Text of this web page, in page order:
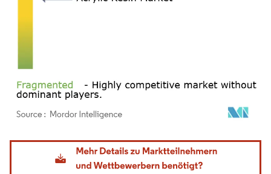
Bild © Mordor Intelligence. Wiederverwendung erfordert Namensnennung gemäß